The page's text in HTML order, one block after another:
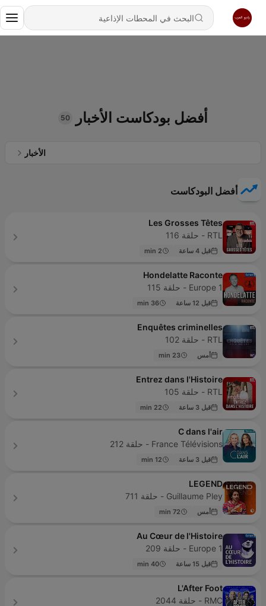
أفضل بودكاست الأخبار 50
الأخبار
أفضل البودكاست
Les Grosses Têtes
RTL - حلقة 116
قبل 4 ساعة 2 min
Hondelatte Raconte
Europe 1 - حلقة 115
قبل 12 ساعة 36 min
Enquêtes criminelles
RTL - حلقة 102
أمس 23 min
Entrez dans l'Histoire
RTL - حلقة 105
قبل 3 ساعة 22 min
C dans l'air
France Télévisions - حلقة 212
قبل 3 ساعة 12 min
LEGEND
Guillaume Pley - حلقة 711
أمس 72 min
Au Cœur de l'Histoire
Europe 1 - حلقة 209
قبل 15 ساعة 40 min
L'After Foot
RMC - حلقة 2044